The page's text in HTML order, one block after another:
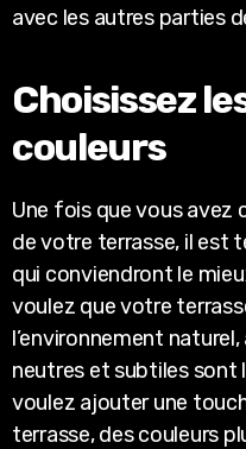
avec les autres parties
Choisissez
couleurs
Une fois que vous avez
de votre terrasse, il est
qui conviendront le
voulez que votre
l’environnement
neutres et subtiles sont
voulez ajouter une
terrasse, des couleurs